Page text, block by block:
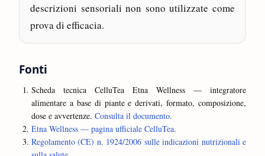
descrizioni sensoriali non sono utilizzate come
prova di efficacia.
Fonti
Scheda tecnica CelluTea Etna Wellness — integratore
alimentare a base di piante e derivati, formato, composizione,
dose e avvertenze. Consulta il documento.
Etna Wellness — pagina ufficiale CelluTea.
Regolamento (CE) n. 1924/2006 sulle indicazioni nutrizionali e